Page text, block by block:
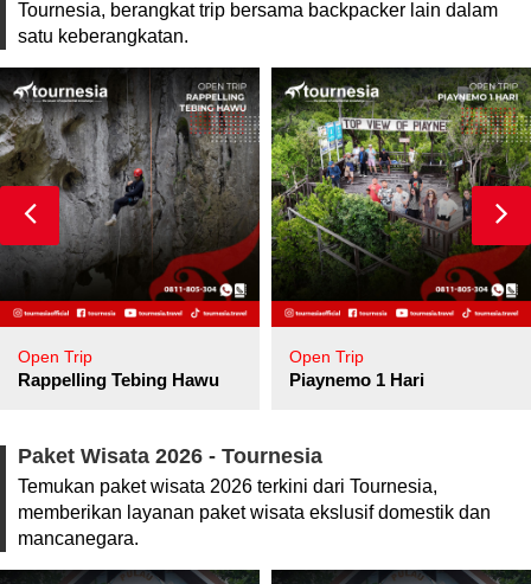
Tournesia, berangkat trip bersama backpacker lain dalam
satu keberangkatan.
Open Trip
Rappelling Tebing Hawu
Open Trip
Piaynemo 1 Hari
Paket Wisata 2026 - Tournesia
Temukan paket wisata 2026 terkini dari Tournesia,
memberikan layanan paket wisata ekslusif domestik dan
mancanegara.